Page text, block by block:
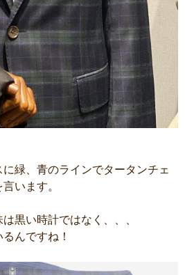
緑、青のラインでタータンチェ
います。
黒い時計ではなく、、、
んですね！